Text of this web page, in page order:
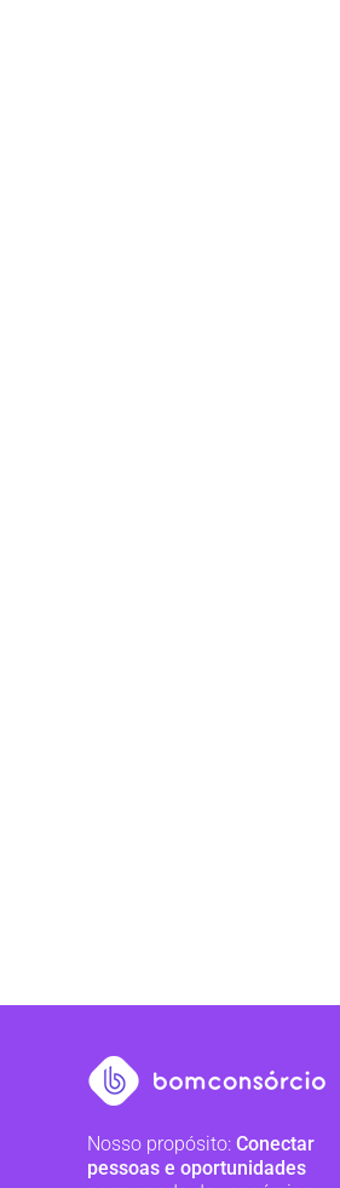
Nosso propósito: Conectar
pessoas e oportunidades